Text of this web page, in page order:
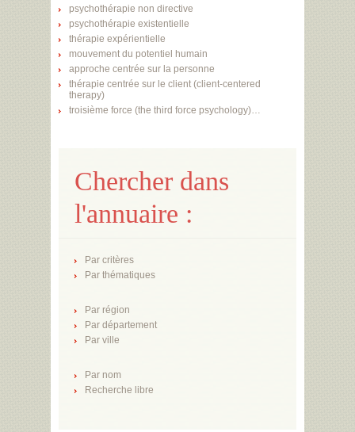
psychothérapie non directive
psychothérapie existentielle
thérapie expérientielle
mouvement du potentiel humain
approche centrée sur la personne
thérapie centrée sur le client (client-centered
therapy)
troisième force (the third force psychology)…
Chercher dans
l'annuaire :
Par critères
Par thématiques
Par région
Par département
Par ville
Par nom
Recherche libre